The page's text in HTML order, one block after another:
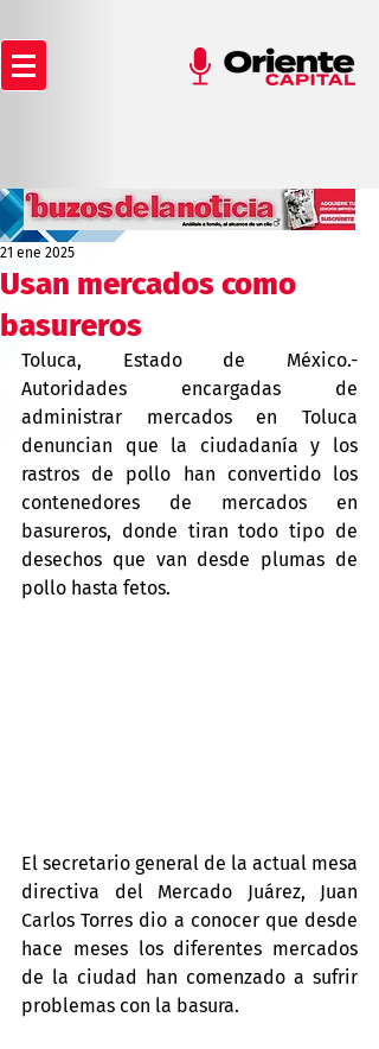
Usan mercados como
basureros
21 ene 2025
Toluca, Estado de México.-
Autoridades encargadas de
administrar mercados en Toluca
denuncian que la ciudadanía y los
rastros de pollo han convertido los
contenedores de mercados en
basureros, donde tiran todo tipo de
desechos que van desde plumas de
pollo hasta fetos.
El secretario general de la actual mesa
directiva del Mercado Juárez, Juan
Carlos Torres dio a conocer que desde
hace meses los diferentes mercados
de la ciudad han comenzado a sufrir
problemas con la basura.